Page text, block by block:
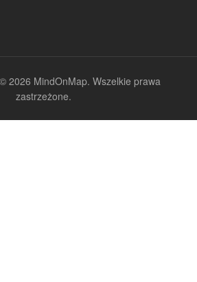
2026 MindOnMap. Wszelkie prawa
zastrzeżone.